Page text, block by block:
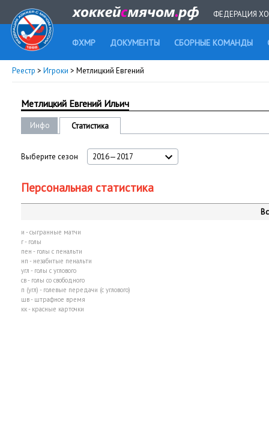
ФЕДЕРАЦИЯ
ФХМР ДОКУМЕНТЫ СБОРНЫЕ КОМАНДЫ
Реестр > Игроки > Метлицкий Евгений
Метлицкий Евгений Ильич
Инфо Статистика
Выберите сезон 2016—2017
Персональная статистика
и - сыгранные матчи
г - голы
пен - голы с пенальти
нп - незабитые пенальти
угл - голы с углового
св - голы со свободного
п (угл) - голевые передачи (с углового)
шв - штрафное время
кк - красные карточки